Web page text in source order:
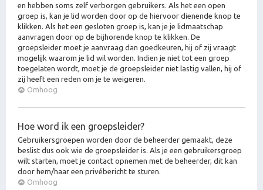
en hebben soms zelf verborgen gebruikers. Als het een open
groep is, kan je lid worden door op de hiervoor dienende knop te
klikken. Als het een gesloten groep is, kan je je lidmaatschap
aanvragen door op de bijhorende knop te klikken. De
groepsleider moet je aanvraag dan goedkeuren, hij of zij vraagt
mogelijk waarom je lid wil worden. Indien je niet tot een groep
toegelaten wordt, moet je de groepsleider niet lastig vallen, hij of
zij heeft een reden om je te weigeren.
Omhoog
Hoe word ik een groepsleider?
Gebruikersgroepen worden door de beheerder gemaakt, deze
beslist dus ook wie de groepsleider is. Als je een gebruikersgroep
wilt starten, moet je contact opnemen met de beheerder, dit kan
door hem/haar een privébericht te sturen.
Omhoog